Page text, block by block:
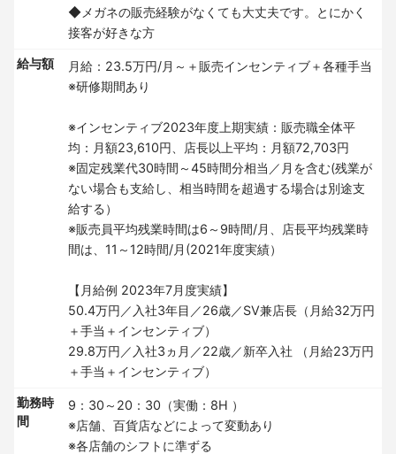
◆メガネの販売経験がなくても大丈夫です。とにかく
接客が好きな方
給与額
月給：23.5万円/月～＋販売インセンティブ＋各種手当
※研修期間あり
※インセンティブ2023年度上期実績：販売職全体平
均：月額23,610円、店長以上平均：月額72,703円
※固定残業代30時間～45時間分相当／月を含む(残業が
ない場合も支給し、相当時間を超過する場合は別途支
給する）
※販売員平均残業時間は6～9時間/月、店長平均残業時
間は、11～12時間/月(2021年度実績）
【月給例 2023年7月度実績】
50.4万円／入社3年目／26歳／SV兼店長（月給32万円
＋手当＋インセンティブ）
29.8万円／入社3ヵ月／22歳／新卒入社 （月給23万円
＋手当＋インセンティブ）
勤務時
間
9：30～20：30（実働：8H ）
※店舗、百貨店などによって変動あり
※各店舗のシフトに準ずる